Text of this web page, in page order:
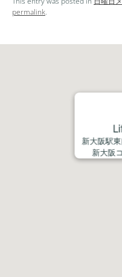
ー
permalink.
新大阪駅
新大阪